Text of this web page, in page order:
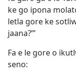
ke go ipona
letla gore ke
jaana?’”
Fa e le gore o
seno: